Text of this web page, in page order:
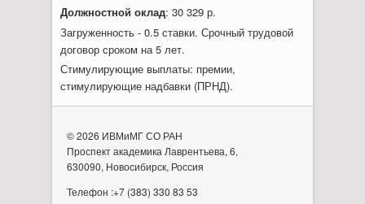
Должностной оклад: 30 329 р.
Загруженность - 0.5 ставки. Срочный трудовой
договор сроком на 5 лет.
Стимулирующие выплаты: премии,
стимулирующие надбавки (ПРНД).
© 2026 ИВМиМГ СО РАН
Проспект академика Лаврентьева, 6,
630090, Новосибирск, Россия
Телефон :+7 (383) 330 83 53